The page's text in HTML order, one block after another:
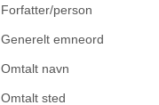
Forfatter/person
Generelt emneord
Omtalt navn
Omtalt sted